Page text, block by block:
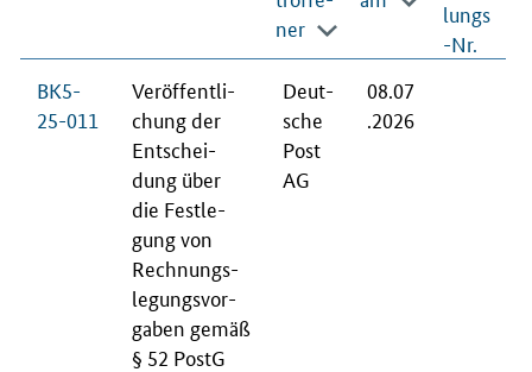
ner
lungs
-Nr.
BK5-
25-011
Ver­öf­fent­li­
chung der
Ent­schei­
dung über
die Fest­le­
gung von
Rech­nungs­
le­gungs­vor­
ga­ben ge­mäß
§ 52 PostG
Deut­
sche
Post
AG
08.07
.2026